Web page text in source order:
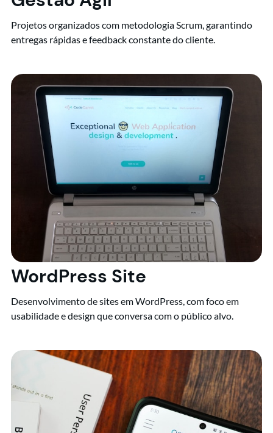
Projetos organizados com metodologia Scrum, garantindo
entregas rápidas e feedback constante do cliente.
WordPress Site
Desenvolvimento de sites em WordPress, com foco em
usabilidade e design que conversa com o público alvo.